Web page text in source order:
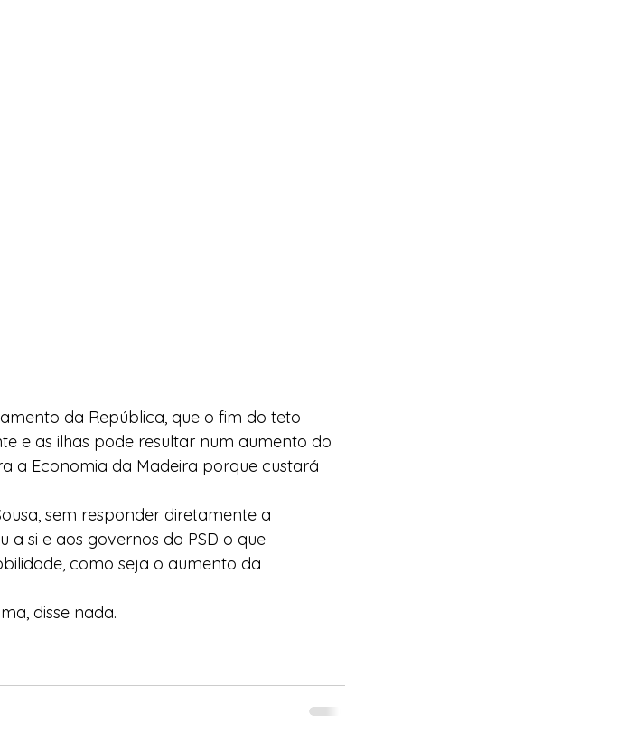
da República, que o fim do teto
e as ilhas pode resultar num aumento do
a Economia da Madeira porque custará
sem responder diretamente a
a si e aos governos do PSD o que
como seja o aumento da
disse nada.